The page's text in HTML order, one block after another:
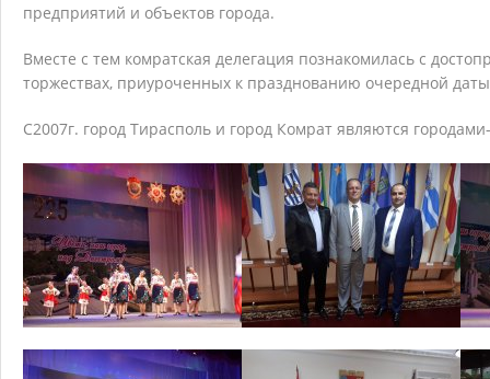
предприятий и объектов города.
Вместе с тем комратская делегация познакомилась с
торжествах, приуроченных к празднованию очередной
C2007г. город Тирасполь и город Комрат являются